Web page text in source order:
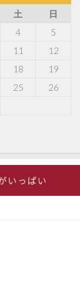
土
日
4
5
11
12
18
19
25
26